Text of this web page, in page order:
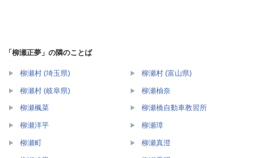
「柳瀬正夢」の隣のことば
柳瀬村 (埼玉県) 柳瀬村 (富山県)
柳瀬村 (岐阜県) 柳瀬柚奈
柳瀬楓菜 柳瀬橋自動車教習所
柳瀬洋平 柳瀬璋
柳瀬町 柳瀬真澄